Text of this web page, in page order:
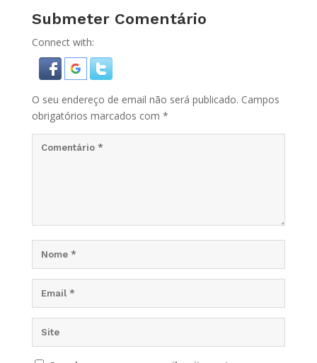
Submeter Comentário
Connect with:
O seu endereço de email não será publicado. Campos
obrigatórios marcados com *